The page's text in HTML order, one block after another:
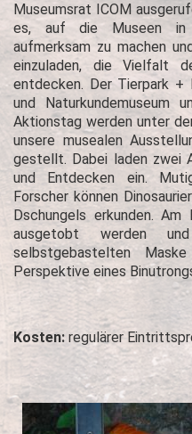
Museumsrat ICOM
es, auf die Museen in
aufmerksam zu machen
einzuladen, die Vielfalt
entdecken. Der Tierpark +
und Naturkundemuseum
Aktionstag werden unter
unsere musealen
gestellt. Dabei laden zwei
und Entdecken ein.
Forscher können
Dschungels erkunden.
ausgetobt werden
selbstgebastelten
Perspektive eines
Kosten: regulärer